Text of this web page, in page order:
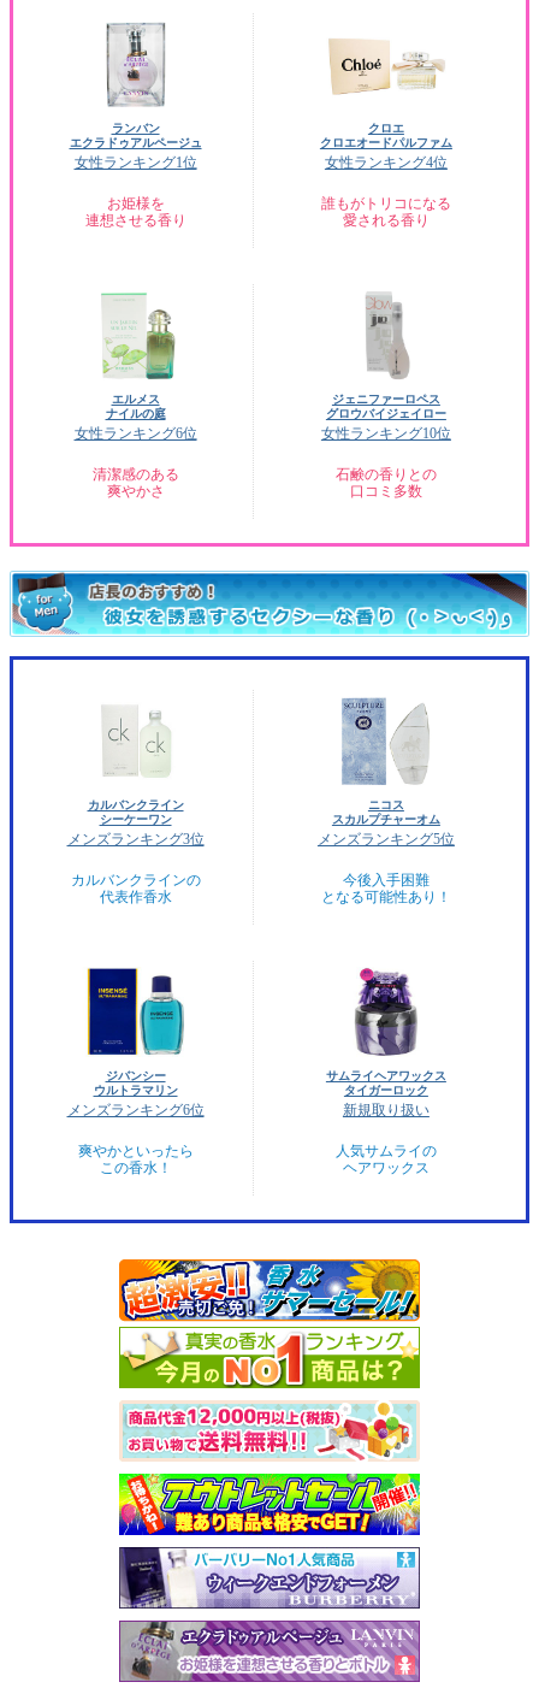
ランバン
エクラドゥアルページュ
女性ランキング1位
お姫様を
連想させる香り
クロエ
クロエオードパルファム
女性ランキング4位
誰もがトリコになる
愛される香り
エルメス
ナイルの庭
女性ランキング6位
清潔感のある
爽やかさ
ジェニファーロペス
グロウバイジェイロー
女性ランキング10位
石鹸の香りとの
口コミ多数
カルバンクライン
シーケーワン
メンズランキング3位
カルバンクラインの
代表作香水
ニコス
スカルプチャーオム
メンズランキング5位
今後入手困難
となる可能性あり！
ジバンシー
ウルトラマリン
メンズランキング6位
爽やかといったら
この香水！
サムライヘアワックス
タイガーロック
新規取り扱い
人気サムライの
ヘアワックス